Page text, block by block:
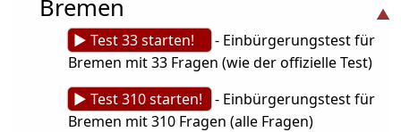
Bremen
► Test 33 starten!
- Einbürgerungstest für
Bremen mit 33 Fragen (wie der offizielle Test)
► Test 310 starten!
- Einbürgerungstest für
Bremen mit 310 Fragen (alle Fragen)